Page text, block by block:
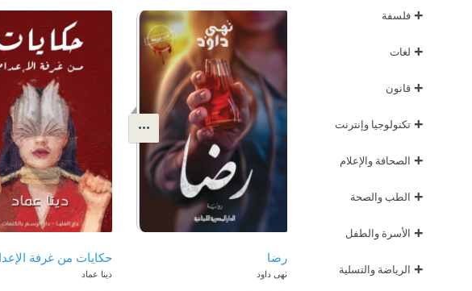
+ فلسفة
+ لغات
+ قانون
+ تكنولوجيا وإنترنت
+ الصحافة والإعلام
+ الطب والصحة
+ الأسرة والطفل
+ الرياضة والتسلية
رضا
نهى داود
حكايات من غرفة
دينا عماد